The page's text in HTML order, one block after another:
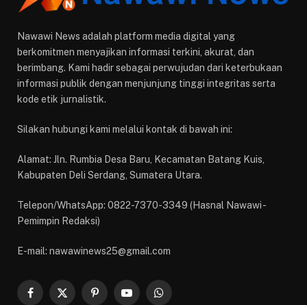
Nawawi News adalah platform media digital yang
berkomitmen menyajikan informasi terkini, akurat, dan
berimbang. Kami hadir sebagai perwujudan dari keterbukaan
informasi publik dengan menjunjung tinggi integritas serta
kode etik jurnalistik.
Silakan hubungi kami melalui kontak di bawah ini:
Alamat: Jln. Rumbia Desa Baru, Kecamatan Batang Kuis,
Kabupaten Deli Serdang, Sumatera Utara.
Telepon/WhatsApp: 0822-7370-3349 (Hasnal Nawawi -
Pemimpin Redaksi)
E-mail: nawawinews25@gmail.com
Facebook
X
PinterestYouTubeWhatsApp